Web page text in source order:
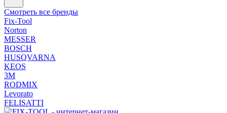
Смотреть все бренды
Fix-Tool
Norton
MESSER
BOSCH
HUSQVARNA
KEOS
3М
RODMIX
Levorato
FELISATTI